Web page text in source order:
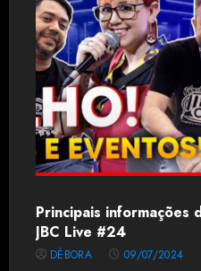
Principais informações
JBC Live #24
DÉBORA 09/07/2024